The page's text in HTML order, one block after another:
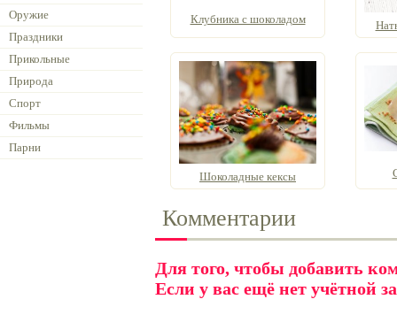
Оружие
Праздники
Прикольные
Природа
Спорт
Фильмы
Парни
Клубника с шоколадом
Шоколадные кексы
Комментарии
Для того, чтобы добавить
Если у вас ещё нет учётной